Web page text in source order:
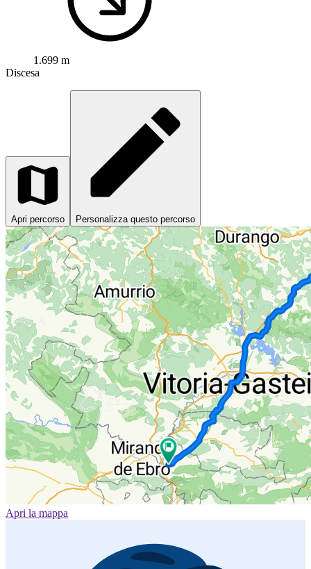
1.699 m
Discesa
Apri percorso Personalizza questo percorso
Apri la mappa